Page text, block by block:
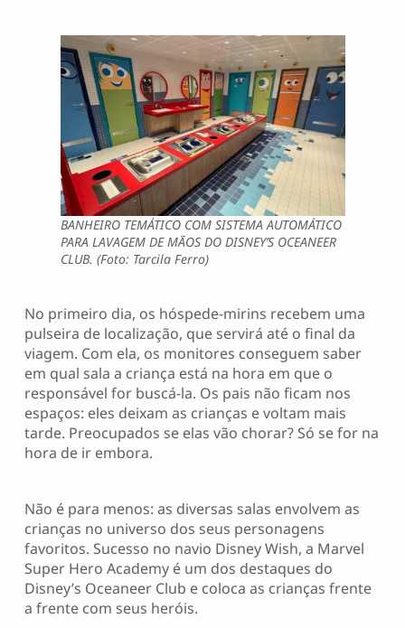
BANHEIRO TEMÁTICO COM SISTEMA AUTOMÁTICO
PARA LAVAGEM DE MÃOS DO DISNEY’S OCEANEER
CLUB. (Foto: Tarcila Ferro)
No primeiro dia, os hóspede-mirins recebem uma
pulseira de localização, que servirá até o final da
viagem. Com ela, os monitores conseguem saber
em qual sala a criança está na hora em que o
responsável for buscá-la. Os pais não ficam nos
espaços: eles deixam as crianças e voltam mais
tarde. Preocupados se elas vão chorar? Só se for na
hora de ir embora.
Não é para menos: as diversas salas envolvem as
crianças no universo dos seus personagens
favoritos. Sucesso no navio Disney Wish, a Marvel
Super Hero Academy é um dos destaques do
Disney’s Oceaneer Club e coloca as crianças frente
a frente com seus heróis.